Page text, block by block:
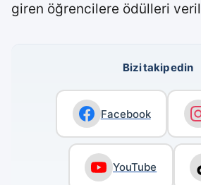
giren öğrencilere ödülleri
Bizi takip edin
Facebook
YouTube